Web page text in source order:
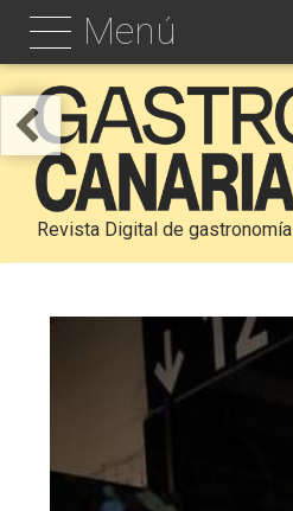
Menú
Revista Digital de gastronomía